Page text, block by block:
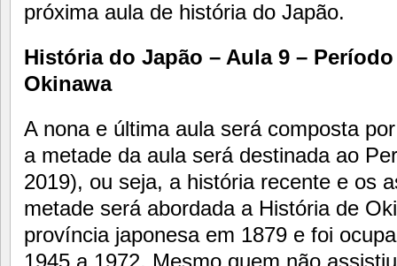
próxima aula de história do Japão.
História do Japão – Aula 9 –
Okinawa
A nona e última aula será composta
a metade da aula será destinada ao
2019), ou seja, a história recente e os
metade será abordada a História de
província japonesa em 1879 e foi